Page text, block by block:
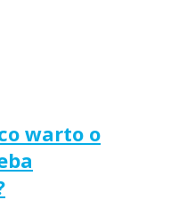
warto o